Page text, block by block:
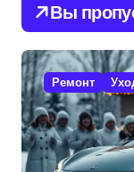
Вы
Ремонт